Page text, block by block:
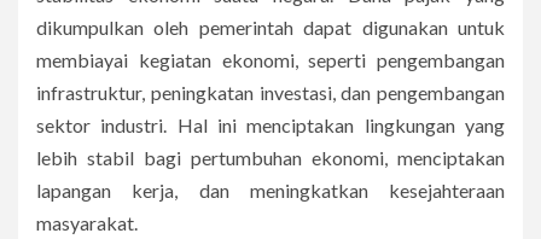
dikumpulkan oleh pemerintah dapat digunakan untuk
membiayai kegiatan ekonomi, seperti pengembangan
infrastruktur, peningkatan investasi, dan pengembangan
sektor industri. Hal ini menciptakan lingkungan yang
lebih stabil bagi pertumbuhan ekonomi, menciptakan
lapangan kerja, dan meningkatkan kesejahteraan
masyarakat.